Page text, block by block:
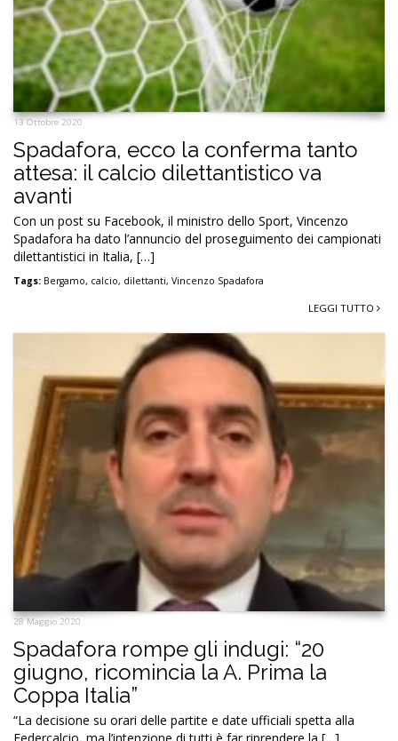
13 Ottobre 2020
Spadafora, ecco la conferma tanto
attesa: il calcio dilettantistico va
avanti
Con un post su Facebook, il ministro dello Sport, Vincenzo
Spadafora ha dato l’annuncio del proseguimento dei campionati
dilettantistici in Italia, […]
Tags: Bergamo, calcio, dilettanti, Vincenzo Spadafora
LEGGI TUTTO
28 Maggio 2020
Spadafora rompe gli indugi: “20
giugno, ricomincia la A. Prima la
Coppa Italia”
“La decisione su orari delle partite e date ufficiali spetta alla